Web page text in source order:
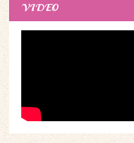
VIDEO